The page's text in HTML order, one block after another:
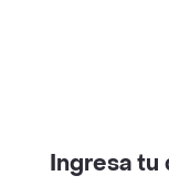
Pide tu comida
Ingresa tu